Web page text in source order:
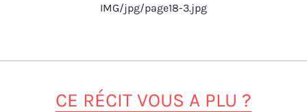
IMG/jpg/page18-3.jpg
CE RÉCIT VOUS A PLU ?